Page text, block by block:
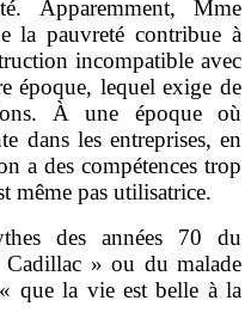
Apparemment, Mme
la pauvreté contribue à
incompatible avec
époque, lequel exige de
À une époque où
dans les entreprises, en
a des compétences trop
même pas utilisatrice.
des années 70 du
» ou du malade
que la vie est belle à la